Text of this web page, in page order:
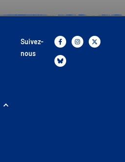
Suivez-
nous